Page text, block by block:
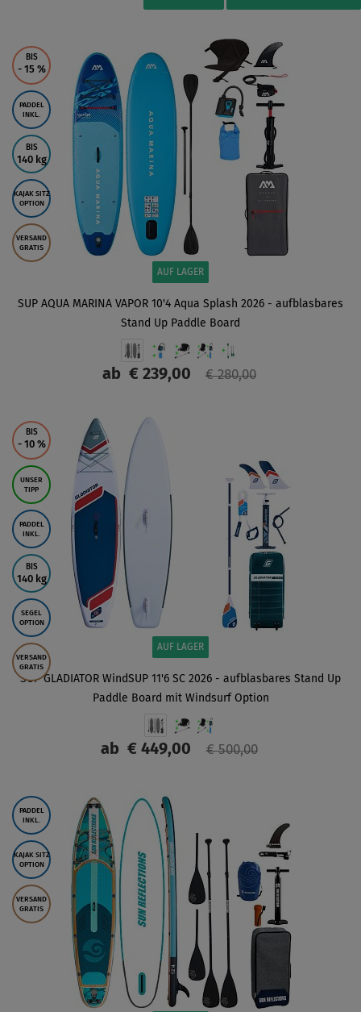
BIS
- 15 %
PADDEL
INKL.
BIS
140 kg
KAJAK SITZ
OPTION
VERSAND
GRATIS
AUF LAGER
SUP AQUA MARINA VAPOR 10'4 Aqua Splash 2026 - aufblasbares
Stand Up Paddle Board
ab € 239,00 € 280,00
BIS
- 10 %
UNSER
TIPP
PADDEL
INKL.
BIS
140 kg
SEGEL
OPTION
VERSAND
GRATIS
AUF LAGER
SUP GLADIATOR WindSUP 11'6 SC 2026 - aufblasbares Stand Up
Paddle Board mit Windsurf Option
ab€ 449,00 € 500,00
PADDEL
INKL.
KAJAK SITZ
OPTION
VERSAND
GRATIS